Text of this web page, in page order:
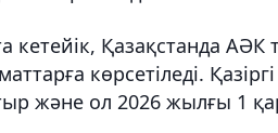
кетейік, Қазақстанда АӘК
көрсетіледі.
және ол 2026 жылғы 1